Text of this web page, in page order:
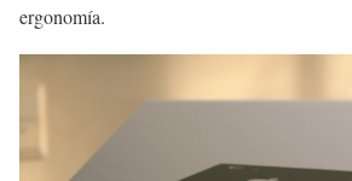
ergonomía.